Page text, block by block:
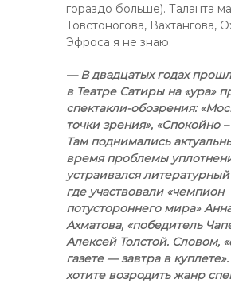
гораздо больше). Таланта
Товстоногова, Вахтангова,
Эфроса я не знаю.
— В двадцатых годах
в Театре Сатиры на «ура»
спектакли-обозрения:
точки зрения», «Спокойно
Там поднимались
время проблемы
устраивался
где участвовали «чемпион
потустороннего мира»
Ахматова, «победитель
Алексей Толстой. Словом,
газете — завтра в
хотите возродить жанр